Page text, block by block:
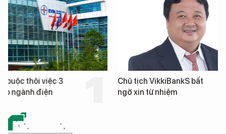
việc 3
điện
Chủ tịch VikkiBankS bất
ngờ xin từ nhiệm
KINH DOANH